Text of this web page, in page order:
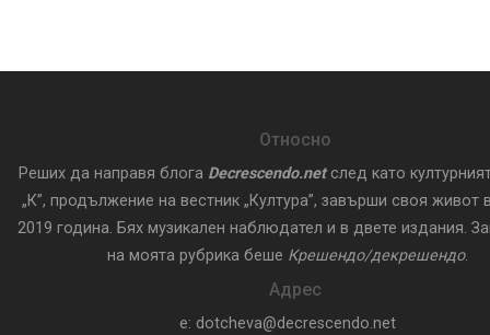
Относно
Реших да направя блога Decrescendo.net след като
„К”, продължение на вестник „Култура”, завърши своя живот
2019 година. Бях музикален наблюдател и в двете издания.
на моята рубрика беше Крешендо/декрешендо.
Адрес
e: dotcheva@decrescendo.net